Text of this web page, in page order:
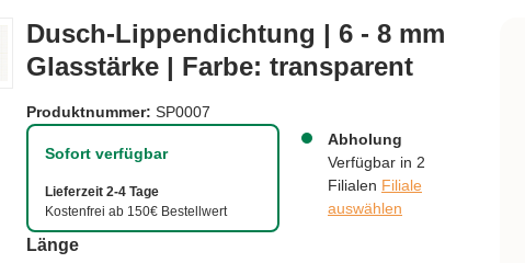
Dusch-Lippendichtung | 6 - 8 mm
Glasstärke | Farbe: transparent
Produktnummer: SP0007
Sofort verfügbar
Lieferzeit 2-4 Tage
Kostenfrei ab 150€ Bestellwert
Abholung
Verfügbar in 2
Filialen Filiale
auswählen
Längeauswählen